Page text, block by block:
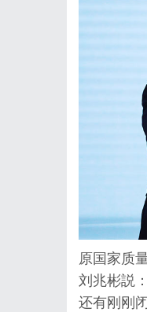
原国家质
刘兆彬説
还有刚刚